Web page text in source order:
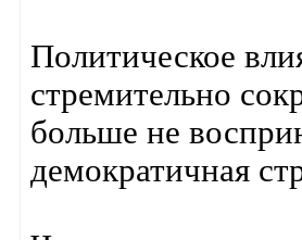
Политическое
стремительно
больше не
демократичная